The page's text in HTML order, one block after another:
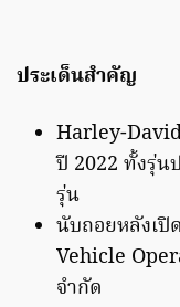
ประเด็นสำคัญ
Harley-
ปี 2022 ทั้งรุ่น
รุ่น
นับถอยหลังเปิ
Vehicle
จำกัด